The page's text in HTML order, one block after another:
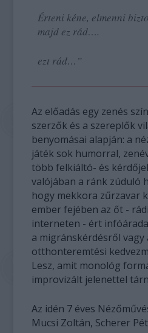
Érteni kéne, elmenni
majd ez rád….
ezt rád…”
Az előadás egy zenés
szerzők és a szereplők
benyomásai alapján: a
játék sok humorral,
több felkiáltó- és
valójában a ránk zúduló
hogy mekkora zűrzavar
ember fejében az őt -
interneten - ért
a migránskérdésről vagy
otthonteremtési
Lesz, amit monológ
improvizált jelenettel
Az idén 7 éves
Mucsi Zoltán, Scherer